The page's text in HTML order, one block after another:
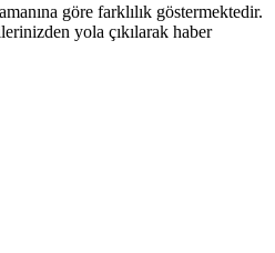
göre farklılık göstermektedir.
yola çıkılarak haber